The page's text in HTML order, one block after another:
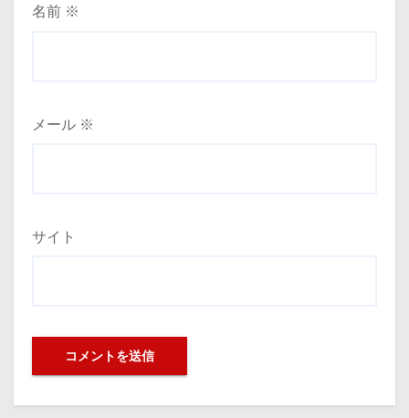
名前 ※
メール ※
サイト